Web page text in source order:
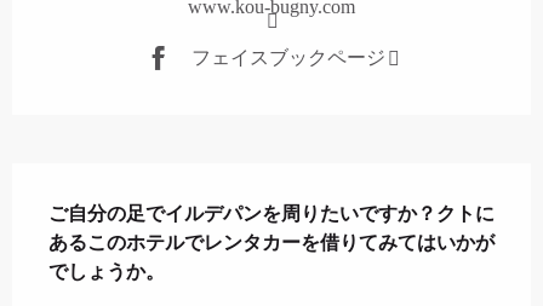
www.kou-bugny.com
フェイスブックページ
ご自分の足でイルデパンを周りたいですか？クトに
あるこのホテルでレンタカーを借りてみてはいかが
でしょうか。